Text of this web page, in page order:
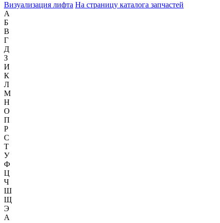
Визуализация лифта На страницу каталога запчастей
А
Б
В
Г
Д
З
И
К
Л
М
Н
О
П
Р
С
Т
У
Ф
Ц
Ч
Ш
Щ
Э
А